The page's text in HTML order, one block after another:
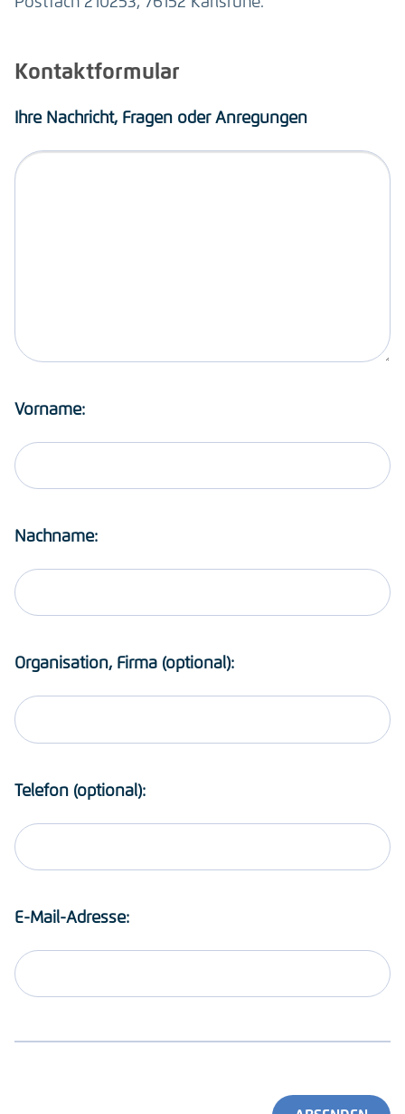
Kontaktformular
Ihre Nachricht, Fragen oder Anregungen
Vorname:
Nachname:
Organisation, Firma (optional):
Telefon (optional):
E-Mail-Adresse: